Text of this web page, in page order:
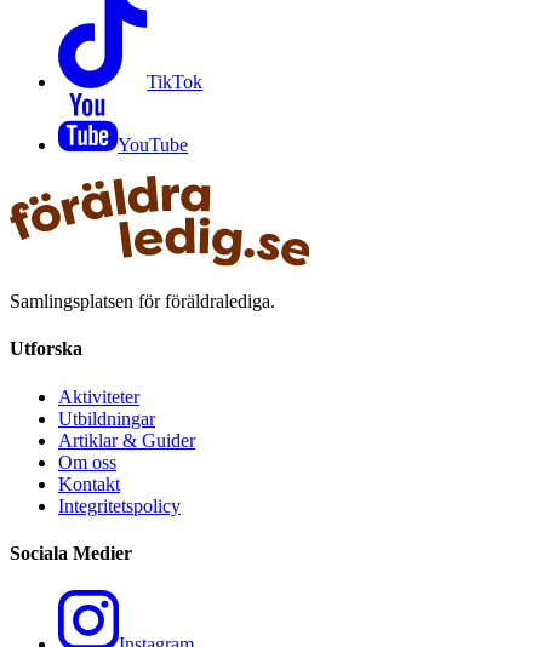
TikTok
YouTube
Samlingsplatsen för föräldralediga.
Utforska
Aktiviteter
Utbildningar
Artiklar & Guider
Om oss
Kontakt
Integritetspolicy
Sociala Medier